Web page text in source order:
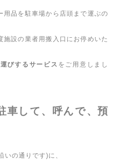
用品を駐車場から店頭まで運ぶの
施設の業者用搬入口にお停めいた
びするサービス をご用意しまし
車して、呼んで、預
いの通りです)に、